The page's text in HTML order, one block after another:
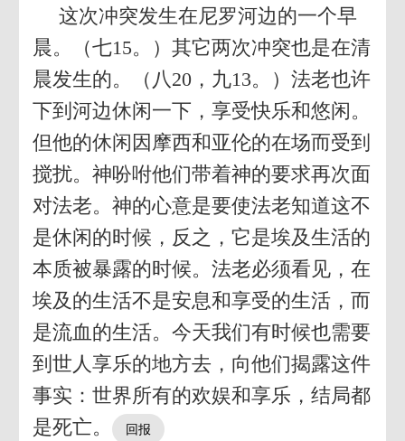
这次冲突发生在尼罗河边的一个早
晨。（七15。）其它两次冲突也是在清
晨发生的。（八20，九13。）法老也许
下到河边休闲一下，享受快乐和悠闲。
但他的休闲因摩西和亚伦的在场而受到
搅扰。神吩咐他们带着神的要求再次面
对法老。神的心意是要使法老知道这不
是休闲的时候，反之，它是埃及生活的
本质被暴露的时候。法老必须看见，在
埃及的生活不是安息和享受的生活，而
是流血的生活。今天我们有时候也需要
到世人享乐的地方去，向他们揭露这件
事实：世界所有的欢娱和享乐，结局都
是死亡。